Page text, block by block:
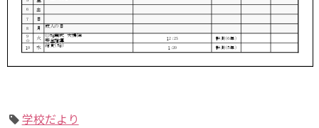
学校だより